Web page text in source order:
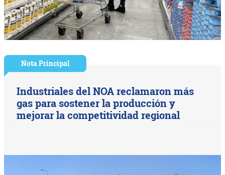
Nota Principal
Industriales del NOA reclamaron más
gas para sostener la producción y
mejorar la competitividad regional